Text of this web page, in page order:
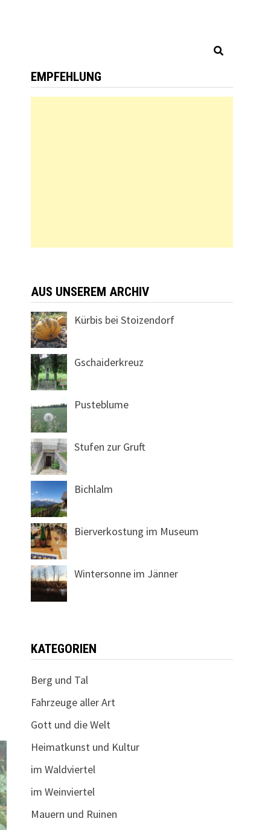
EMPFEHLUNG
AUS UNSEREM ARCHIV
Kürbis bei Stoizendorf
Gschaiderkreuz
Pusteblume
Stufen zur Gruft
Bichlalm
Bierverkostung im Museum
Wintersonne im Jänner
KATEGORIEN
Berg und Tal
Fahrzeuge aller Art
Gott und die Welt
Heimatkunst und Kultur
im Waldviertel
im Weinviertel
Mauern und Ruinen